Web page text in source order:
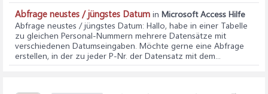
Abfrage neustes / jüngstes Datum in Microsoft Access Hilfe
Abfrage neustes / jüngstes Datum: Hallo, habe in einer Tabelle
zu gleichen Personal-Nummern mehrere Datensätze mit
verschiedenen Datumseingaben. Möchte gerne eine Abfrage
erstellen, in der zu jeder P-Nr. der Datensatz mit dem...